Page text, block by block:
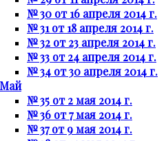
№ 30 от 16 апреля 2014 г.
№ 31 от 18 апреля 2014 г.
№ 32 от 23 апреля 2014 г.
№ 33 от 24 апреля 2014 г.
№ 34 от 30 апреля 2014 г.
Май
№ 35 от 2 мая 2014 г.
№ 36 от 7 мая 2014 г.
№ 37 от 9 мая 2014 г.